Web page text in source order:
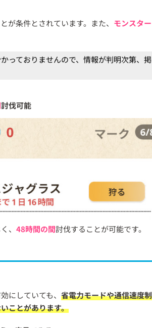
が条件とされています。また、 モンスタ
っておりませんので、情報が判明次第、
討伐可能
、 48時間の間討伐することが可能です。
にしていても、 省電力モードや通信速度
ことがあります。